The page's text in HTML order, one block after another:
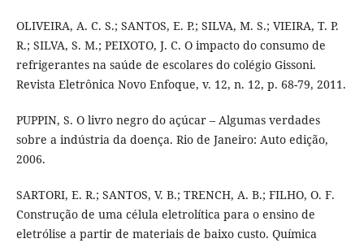
OLIVEIRA, A. C. S.; SANTOS, E. P.; SILVA, M. S.; VIEIRA, T. P.
R.; SILVA, S. M.; PEIXOTO, J. C. O impacto do consumo de
refrigerantes na saúde de escolares do colégio Gissoni.
Revista Eletrônica Novo Enfoque, v. 12, n. 12, p. 68-79, 2011.
PUPPIN, S. O livro negro do açúcar – Algumas verdades
sobre a indústria da doença. Rio de Janeiro: Auto edição,
2006.
SARTORI, E. R.; SANTOS, V. B.; TRENCH, A. B.; FILHO, O. F.
Construção de uma célula eletrolítica para o ensino de
eletrólise a partir de materiais de baixo custo. Química